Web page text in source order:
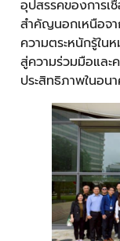
อุปสรรคของการเ
สำคัญนอกเหนือจา
ความตระหนักรู้ใน
สู่ความร่วมมือและ
ประสิทธิภาพในอน